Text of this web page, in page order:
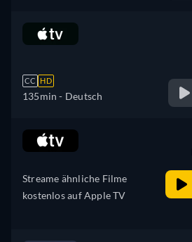
Spanisch, Französisch,
Italienisch, Japanisch,
Russisch
CC HD
135min - Deutsch
Streame ähnliche Filme
kostenlos auf Apple TV